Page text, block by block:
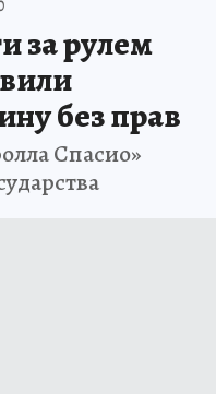
за рулем
без прав
Спасио»